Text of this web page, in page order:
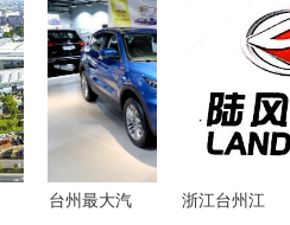
台州最大汽
浙江台州江